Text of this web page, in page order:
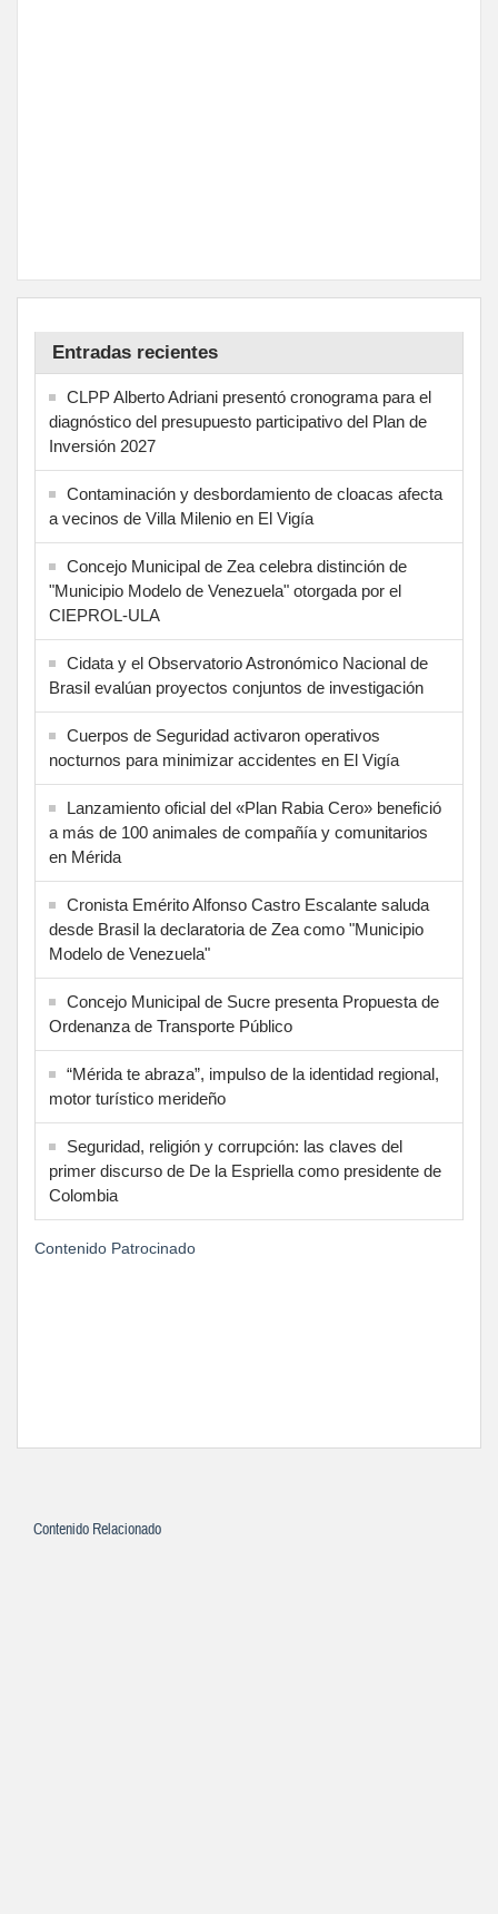
Entradas recientes
CLPP Alberto Adriani presentó cronograma para el
diagnóstico del presupuesto participativo del Plan de
Inversión 2027
Contaminación y desbordamiento de cloacas afecta
a vecinos de Villa Milenio en El Vigía
Concejo Municipal de Zea celebra distinción de
"Municipio Modelo de Venezuela" otorgada por el
CIEPROL-ULA
Cidata y el Observatorio Astronómico Nacional de
Brasil evalúan proyectos conjuntos de investigación
Cuerpos de Seguridad activaron operativos
nocturnos para minimizar accidentes en El Vigía
Lanzamiento oficial del «Plan Rabia Cero» benefició
a más de 100 animales de compañía y comunitarios
en Mérida
Cronista Emérito Alfonso Castro Escalante saluda
desde Brasil la declaratoria de Zea como "Municipio
Modelo de Venezuela"
Concejo Municipal de Sucre presenta Propuesta de
Ordenanza de Transporte Público
“Mérida te abraza”, impulso de la identidad regional,
motor turístico merideño
Seguridad, religión y corrupción: las claves del
primer discurso de De la Espriella como presidente de
Colombia
Contenido Patrocinado
Contenido Relacionado